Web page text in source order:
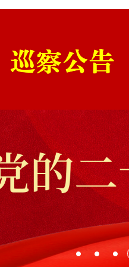
走进徽商 客户服务